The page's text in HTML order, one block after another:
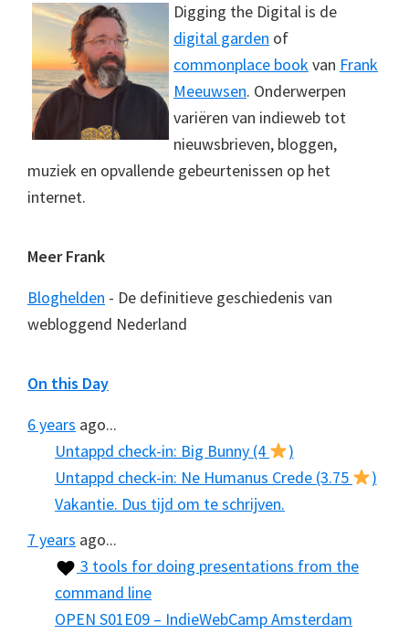
Digging the Digital is de
digital garden of
commonplace bookvan Frank
Meeuwsen. Onderwerpen
variëren van indieweb tot
nieuwsbrieven, bloggen,
muziek en opvallende gebeurtenissen op het
internet.
Meer Frank
Bloghelden - De definitieve geschiedenis van
webloggend Nederland
On this Day
6 years ago...
Untappd check-in: Big Bunny (4
)
Untappd check-in: Ne Humanus Crede (3.75
)
Vakantie. Dus tijd om te schrijven.
7 years ago...
3 tools for doing presentations from the
command line
OPEN S01E09 – IndieWebCamp Amsterdam